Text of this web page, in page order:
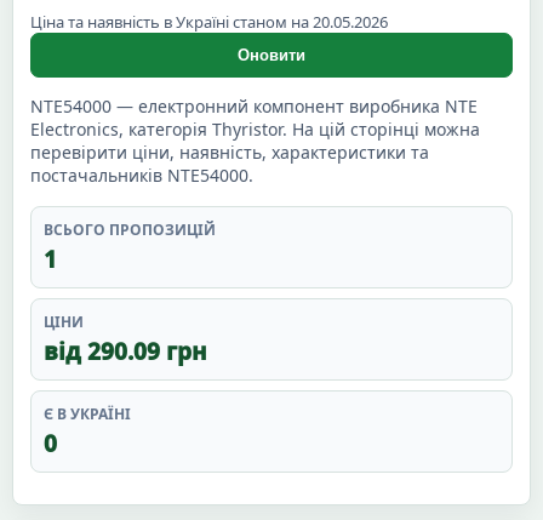
Ціна та наявність в Україні станом на 20.05.2026
Оновити
NTE54000 — електронний компонент виробника NTE
Electronics, категорія Thyristor. На цій сторінці можна
перевірити ціни, наявність, характеристики та
постачальників NTE54000.
ВСЬОГО ПРОПОЗИЦІЙ
1
ЦІНИ
від 290.09 грн
Є В УКРАЇНІ
0